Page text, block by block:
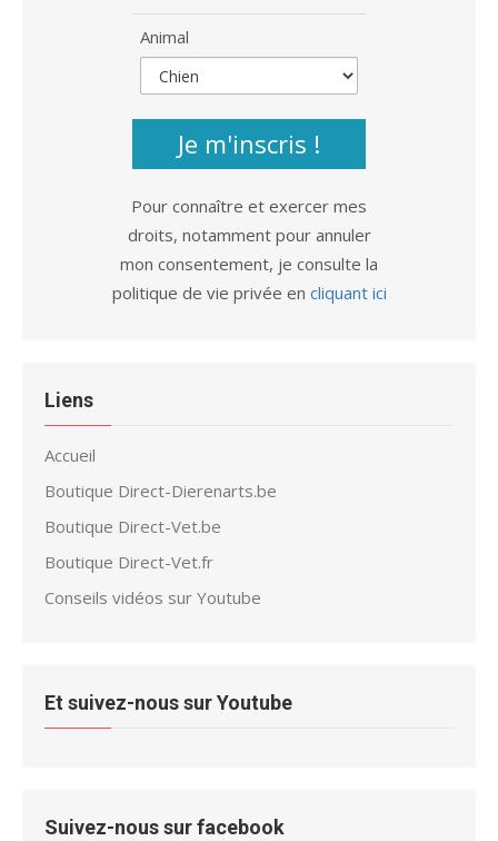
Animal
Je m'inscris !
Pour connaître et exercer mes
droits, notamment pour annuler
mon consentement, je consulte la
politique de vie privée en cliquant ici
Liens
Accueil
Boutique Direct-Dierenarts.be
Boutique Direct-Vet.be
Boutique Direct-Vet.fr
Conseils vidéos sur Youtube
Et suivez-nous sur Youtube
Suivez-nous sur facebook